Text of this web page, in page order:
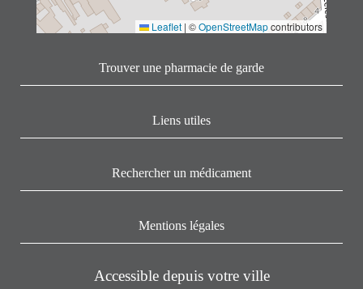
Leaflet | ©OpenStreetMapcontributors
Trouver une pharmacie de garde
Liens utiles
Rechercher un médicament
Mentions légales
Accessible depuis votre ville